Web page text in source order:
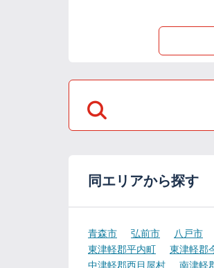
同エリアから探す
青森市 弘前市 八戸市
東津軽郡平内町
東津軽郡
中津軽郡西目屋村
南津軽